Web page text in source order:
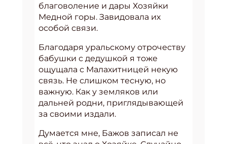
благоволение и дары Хозяйки
Медной горы. Завидовала их
особой связи.
Благодаря уральскому отрочеству
бабушки с дедушкой я тоже
ощущала с Малахитницей некую
связь. Не слишком тесную, но
важную. Как у земляков или
дальней родни, приглядывающей
за своими издали.
Думается мне, Бажов записал не